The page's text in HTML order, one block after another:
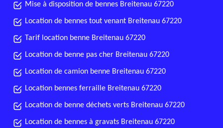
Mise à disposition de bennes Breitenau 67220
Location de bennes tout venant Breitenau 67220
Tarif location benne Breitenau 67220
Location de benne pas cher Breitenau 67220
Location de camion benne Breitenau 67220
Location bennes ferraille Breitenau 67220
Location de benne déchets verts Breitenau 67220
Location de bennes à gravats Breitenau 67220